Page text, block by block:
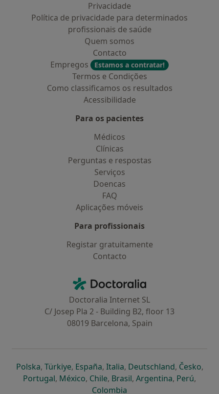
Privacidade
Política de privacidade para determinados
profissionais de saúde
Quem somos
Contacto
Empregos
Estamos a contratar!
Termos e Condições
Como classificamos os resultados
Acessibilidade
Para os pacientes
Médicos
Clínicas
Perguntas e respostas
Serviços
Doencas
FAQ
Aplicações móveis
Para profissionais
Registar gratuitamente
Contacto
Doctoralia - Homepage
Doctoralia Internet SL
C/ Josep Pla 2 - Building B2, floor 13
08019 Barcelona, Spain
Polskaabre num novo separador
, Türkiyeabre num novo separador
, Españaabre num novo separador
, Italiaabre num novo
, Deutschlandabre num
, Česko,
Portugalabre num novo separador
, Méxicoabre num novo separador
, Chileabre num novo separador
, Brasilabre num novo
, Argentinaabre num
, Perúabre
,
Colombia